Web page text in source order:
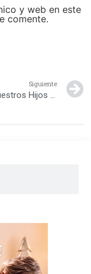
y web en este
comente.
Siguiente
Revista Nuestros Hijos Febrero 2013